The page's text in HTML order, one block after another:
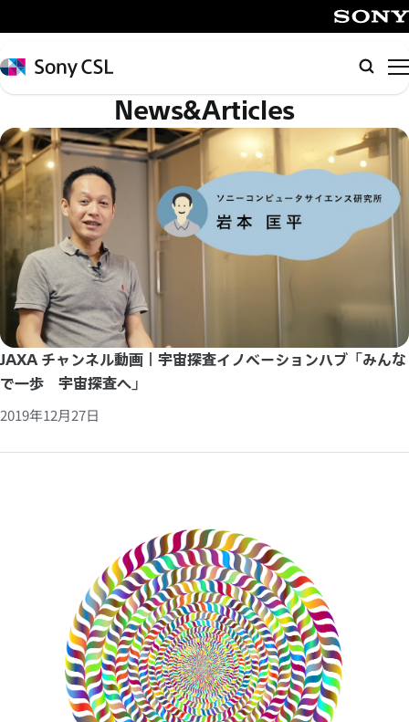
イ
ン
コ
テ
ン
ツ
へ
キ
プ
Sony
CSL
検
索
News&Articles
JAXA チャンネル動画｜宇宙探査イノベーションハブ「みんな
で一歩 宇宙探査へ」
2019年12月27日